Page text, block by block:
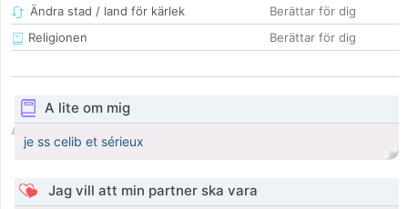
Ändra stad / land för kärlek
Berättar för dig
Religionen
Berättar för dig
A lite om mig
je ss celib et sérieux
Jag vill att min partner ska vara